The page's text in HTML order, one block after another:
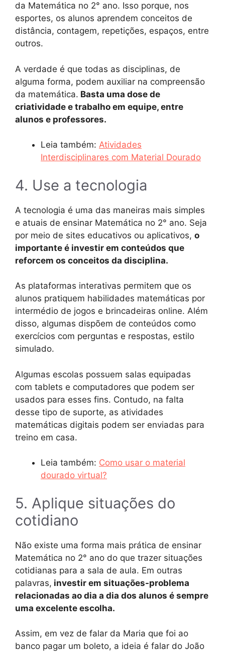
da Matemática no 2° ano. Isso porque, nos
esportes, os alunos aprendem conceitos de
distância, contagem, repetições, espaços, entre
outros.
A verdade é que todas as disciplinas, de
alguma forma, podem auxiliar na compreensão
da matemática. Basta uma dose de
criatividade e trabalho em equipe, entre
alunos e professores.
Leia também: Atividades
Interdisciplinares com Material Dourado
4. Use a tecnologia
A tecnologia é uma das maneiras mais simples
e atuais de ensinar Matemática no 2° ano. Seja
por meio de sites educativos ou aplicativos, o
importante é investir em conteúdos que
reforcem os conceitos da disciplina.
As plataformas interativas permitem que os
alunos pratiquem habilidades matemáticas por
intermédio de jogos e brincadeiras online. Além
disso, algumas dispõem de conteúdos como
exercícios com perguntas e respostas, estilo
simulado.
Algumas escolas possuem salas equipadas
com tablets e computadores que podem ser
usados para esses fins. Contudo, na falta
desse tipo de suporte, as atividades
matemáticas digitais podem ser enviadas para
treino em casa.
Leia também: Como usar o material
dourado virtual?
5. Aplique situações do
cotidiano
Não existe uma forma mais prática de ensinar
Matemática no 2° ano do que trazer situações
cotidianas para a sala de aula. Em outras
palavras, investir em situações-problema
relacionadas ao dia a dia dos alunos é sempre
uma excelente escolha.
Assim, em vez de falar da Maria que foi ao
banco pagar um boleto, a ideia é falar do João